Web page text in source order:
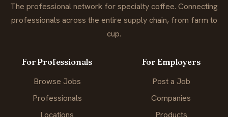
The professional network for specialty coffee. Connecting
professionals across the entire supply chain, from farm to
cup.
For Professionals
Browse Jobs
Professionals
Locations
For Employers
Post a Job
Companies
Products